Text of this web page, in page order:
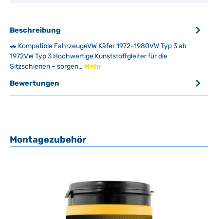
Beschreibung
🚗 Kompatible FahrzeugeVW Käfer 1972–1980VW Typ 3 ab
1972VW Typ 3 Hochwertige Kunststoffgleiter für die
Sitzschienen – sorgen… Mehr
Bewertungen
Produktgalerie überspringen
Montagezubehör